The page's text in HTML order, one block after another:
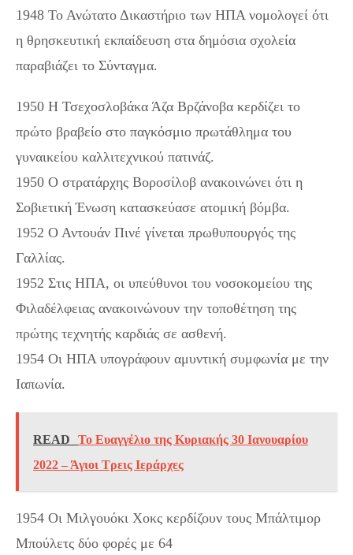
1948 Το Ανώτατο Δικαστήριο των ΗΠΑ νομολογεί ότι
η θρησκευτική εκπαίδευση στα δημόσια σχολεία
παραβιάζει το Σύνταγμα.
1950 Η Τσεχοσλοβάκα Άζα Βρζάνοβα κερδίζει το
πρώτο βραβείο στο παγκόσμιο πρωτάθλημα του
γυναικείου καλλιτεχνικού πατινάζ.
1950 Ο στρατάρχης Βοροσίλοβ ανακοινώνει ότι η
Σοβιετική Ένωση κατασκεύασε ατομική βόμβα.
1952 Ο Αντουάν Πινέ γίνεται πρωθυπουργός της
Γαλλίας.
1952 Στις ΗΠΑ, οι υπεύθυνοι του νοσοκομείου της
Φιλαδέλφειας ανακοινώνουν την τοποθέτηση της
πρώτης τεχνητής καρδιάς σε ασθενή.
1954 Οι ΗΠΑ υπογράφουν αμυντική συμφωνία με την
Ιαπωνία.
READ
Το Ευαγγέλιο της Κυριακής 30 Ιανουαρίου
2022 – Άγιοι Τρεις Ιεράρχες
1954 Οι Μιλγουόκι Χοκς κερδίζουν τους Μπάλτιμορ
Μπούλετς δύο φορές με 64